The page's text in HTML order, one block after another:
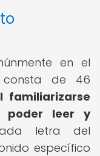
en el
consta de 46
familiarizarse
poder leer y
letra del
específico